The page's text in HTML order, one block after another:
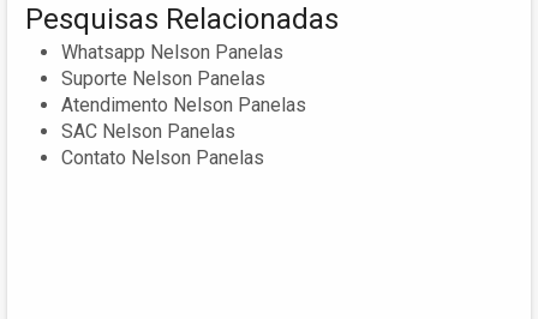
Pesquisas Relacionadas
Whatsapp Nelson Panelas
Suporte Nelson Panelas
Atendimento Nelson Panelas
SAC Nelson Panelas
Contato Nelson Panelas